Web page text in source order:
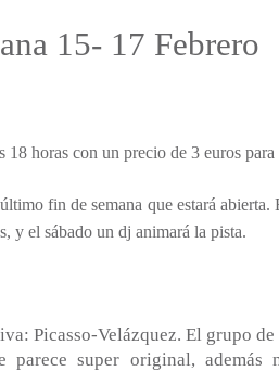
15- 17 Febrero
horas con un precio de 3 euros para
fin desemana que estará
y el sábado un dj animará la pista.
Picasso-Velázquez. El grupo
super original, además